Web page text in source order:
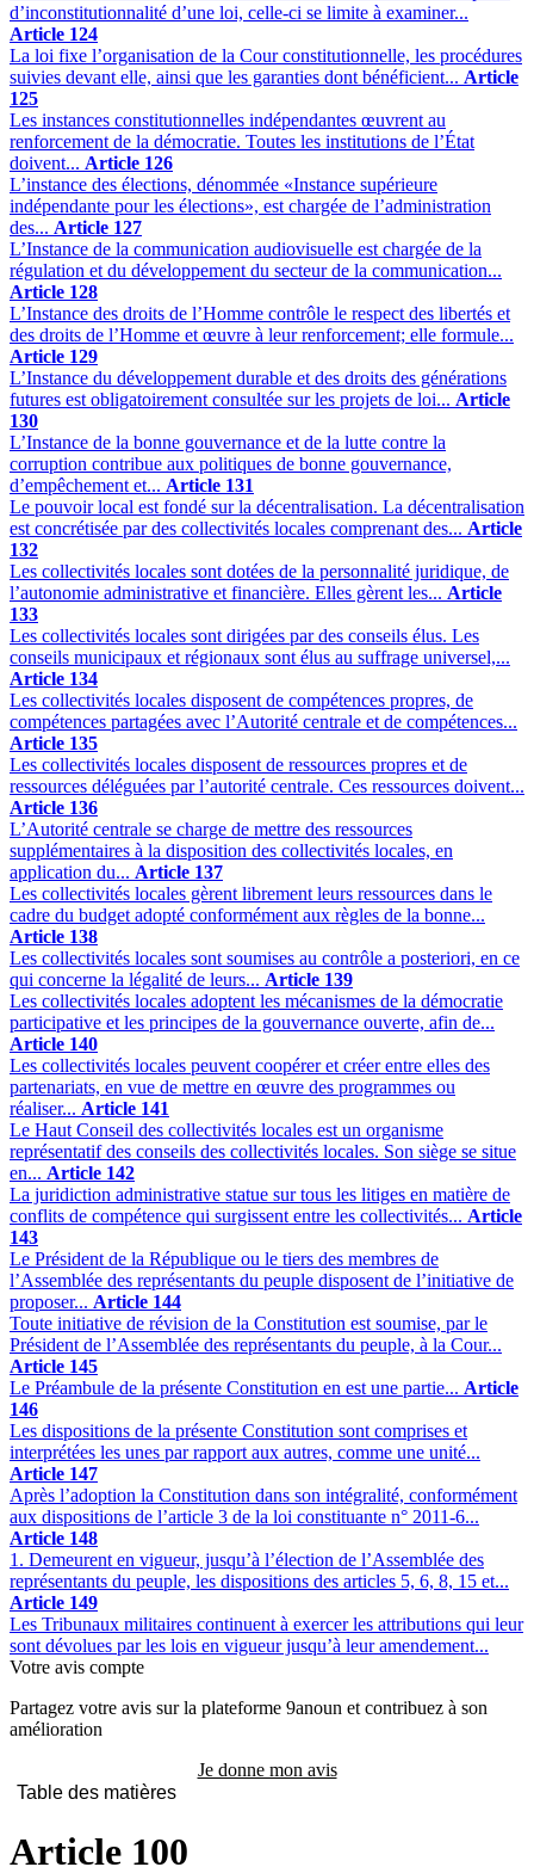
d’inconstitutionnalité d’une loi, celle-ci se limite à examiner...
Article 124
La loi fixe l’organisation de la Cour constitutionnelle, les procédures
suivies devant elle, ainsi que les garanties dont bénéficient... Article
125
Les instances constitutionnelles indépendantes œuvrent au
renforcement de la démocratie. Toutes les institutions de l’État
doivent... Article 126
L’instance des élections, dénommée «Instance supérieure
indépendante pour les élections», est chargée de l’administration
des... Article 127
L’Instance de la communication audiovisuelle est chargée de la
régulation et du développement du secteur de la communication...
Article 128
L’Instance des droits de l’Homme contrôle le respect des libertés et
des droits de l’Homme et œuvre à leur renforcement; elle formule...
Article 129
L’Instance du développement durable et des droits des générations
futures est obligatoirement consultée sur les projets de loi... Article
130
L’Instance de la bonne gouvernance et de la lutte contre la
corruption contribue aux politiques de bonne gouvernance,
d’empêchement et... Article 131
Le pouvoir local est fondé sur la décentralisation. La décentralisation
est concrétisée par des collectivités locales comprenant des... Article
132
Les collectivités locales sont dotées de la personnalité juridique, de
l’autonomie administrative et financière. Elles gèrent les... Article
133
Les collectivités locales sont dirigées par des conseils élus. Les
conseils municipaux et régionaux sont élus au suffrage universel,...
Article 134
Les collectivités locales disposent de compétences propres, de
compétences partagées avec l’Autorité centrale et de compétences...
Article 135
Les collectivités locales disposent de ressources propres et de
ressources déléguées par l’autorité centrale. Ces ressources doivent...
Article 136
L’Autorité centrale se charge de mettre des ressources
supplémentaires à la disposition des collectivités locales, en
application du... Article 137
Les collectivités locales gèrent librement leurs ressources dans le
cadre du budget adopté conformément aux règles de la bonne...
Article 138
Les collectivités locales sont soumises au contrôle a posteriori, en ce
qui concerne la légalité de leurs... Article 139
Les collectivités locales adoptent les mécanismes de la démocratie
participative et les principes de la gouvernance ouverte, afin de...
Article 140
Les collectivités locales peuvent coopérer et créer entre elles des
partenariats, en vue de mettre en œuvre des programmes ou
réaliser... Article 141
Le Haut Conseil des collectivités locales est un organisme
représentatif des conseils des collectivités locales. Son siège se situe
en... Article 142
La juridiction administrative statue sur tous les litiges en matière de
conflits de compétence qui surgissent entre les collectivités... Article
143
Le Président de la République ou le tiers des membres de
l’Assemblée des représentants du peuple disposent de l’initiative de
proposer... Article 144
Toute initiative de révision de la Constitution est soumise, par le
Président de l’Assemblée des représentants du peuple, à la Cour...
Article 145
Le Préambule de la présente Constitution en est une partie... Article
146
Les dispositions de la présente Constitution sont comprises et
interprétées les unes par rapport aux autres, comme une unité...
Article 147
Après l’adoption la Constitution dans son intégralité, conformément
aux dispositions de l’article 3 de la loi constituante n° 2011-6...
Article 148
1. Demeurent en vigueur, jusqu’à l’élection de l’Assemblée des
représentants du peuple, les dispositions des articles 5, 6, 8, 15 et...
Article 149
Les Tribunaux militaires continuent à exercer les attributions qui leur
sont dévolues par les lois en vigueur jusqu’à leur amendement...
Votre avis compte
Partagez votre avis sur la plateforme 9anoun et contribuez à son
amélioration
Je donne mon avis
Table des matières
Article 100